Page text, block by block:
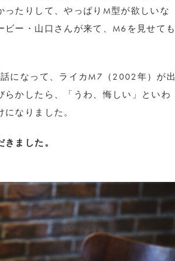
たりして、やっぱりM型が欲しいな
ー・山口さんが来て、M6を見せても
になって、ライカM7（2002年）が出
かしたら、「うわ、悔しい」といわ
なりました。
ました。